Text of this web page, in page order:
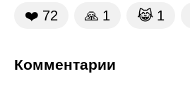
❤️ 72 🙏 1 😹 1
Комментарии